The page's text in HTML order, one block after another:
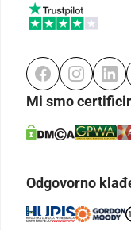
Mi smo
Odgovorno